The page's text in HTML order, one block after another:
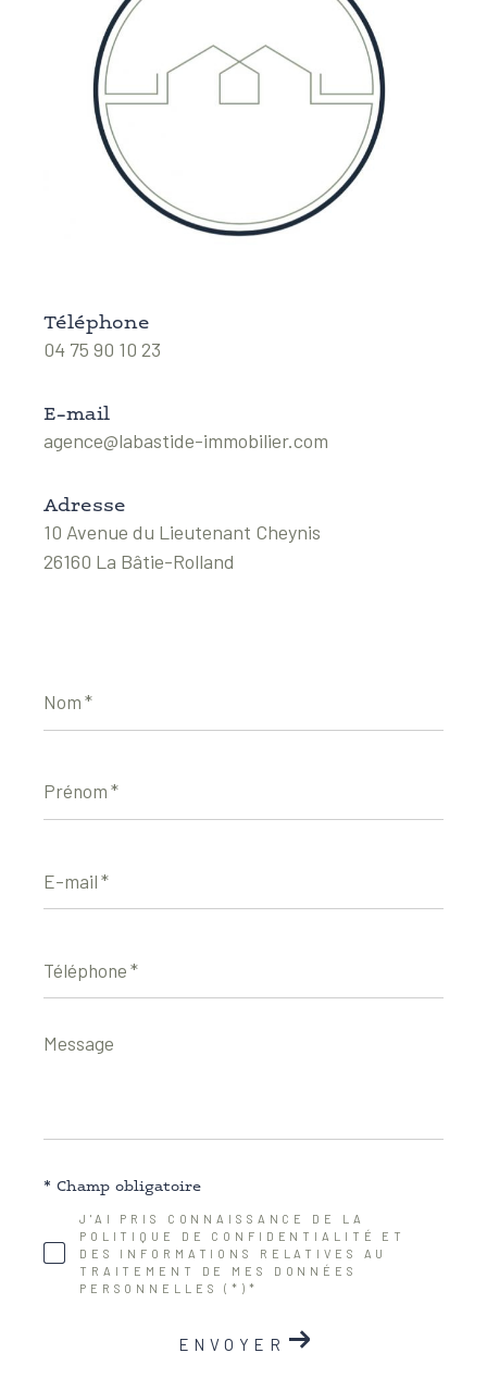
Téléphone
04 75 90 10 23
E-mail
agence@labastide-immobilier.com
Adresse
10 Avenue du Lieutenant Cheynis
26160 La Bâtie-Rolland
*
*
mail
*
*
Message
*
J'AI PRIS CONNAISSANCE DE LA
POLITIQUE DE CONFIDENTIALITÉ ET
DES INFORMATIONS RELATIVES AU
TRAITEMENT DE MES DONNÉES
PERSONNELLES (*)*
* Champ obligatoire
ENVOYER